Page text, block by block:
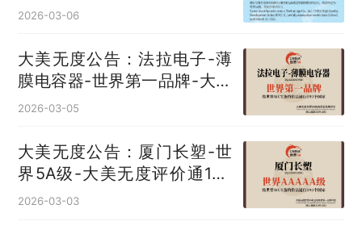
国
2026-03-06
大美无度公告：法拉电子-薄
膜电容器‌-世界第一品牌-大美
无度评价通193国
2026-03-05
大美无度公告：厦门长塑-世
界5A级-大美无度评价通193
国
2026-03-03